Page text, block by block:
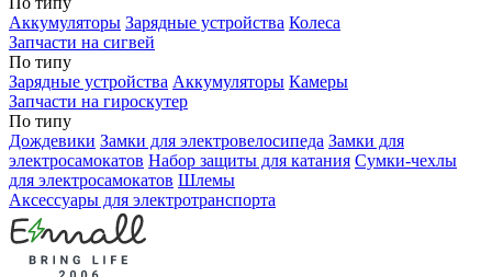
Аккумуляторы Зарядные устройства Колеса
Запчасти на сигвей
По типу
Зарядные устройства Аккумуляторы Камеры
Запчасти на гироскутер
По типу
Дождевики Замки для электровелосипеда Замки для
электросамокатов Набор защиты для катания Сумки-чехлы
для электросамокатов Шлемы
Аксессуары для электротранспорта